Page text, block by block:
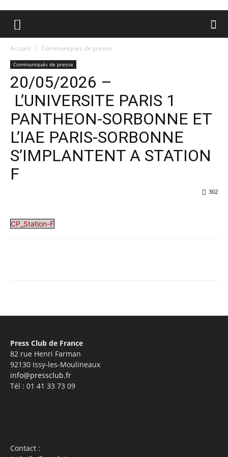
Accueil Communiqués de presse
Communiqués de presse
20/05/2026 –
L’UNIVERSITE PARIS 1
PANTHEON-SORBONNE ET
L’IAE PARIS-SORBONNE
S’IMPLANTENT A STATION
F
302
CP_Station-F
Press Club de France
82 rue Henri Farman
92130 Issy-les-Moulineaux
info@pressclub.fr
Tél : 01 41 33 73 09
Contact :